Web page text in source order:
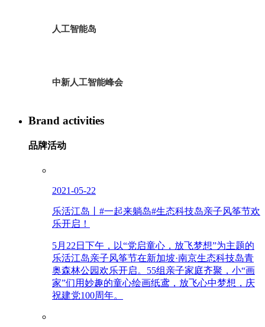
人工智能岛
中新人工智能峰会
Brand activities
品牌活动
2021-05-22
乐活江岛丨#一起来躺岛#生态科技岛亲子风筝节欢
乐开启！
5月22日下午，以“党启童心，放飞梦想”为主题的
乐活江岛亲子风筝节在新加坡·南京生态科技岛青
奥森林公园欢乐开启。55组亲子家庭齐聚，小“画
家”们用妙趣的童心绘画纸鸢，放飞心中梦想，庆
祝建党100周年。